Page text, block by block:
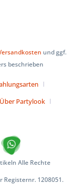
und ggf.
beschrieben
Über Partylook
Alle Rechte
1208051.